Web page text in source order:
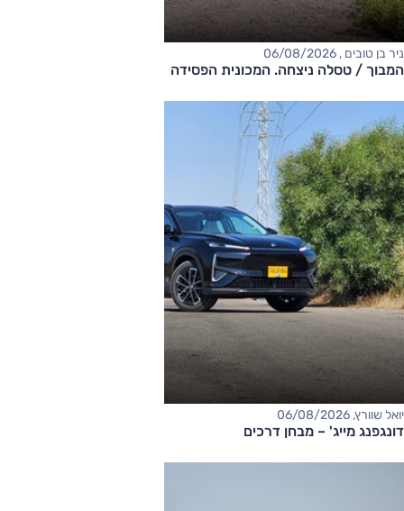
ניר בן טובים , 06/08/2026
המבוך / טסלה ניצחה. המכונית הפסידה
יואל שוורץ, 06/08/2026
דונגפנג מייג' – מבחן דרכים